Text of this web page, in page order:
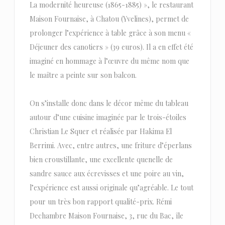
La modernité heureuse (1865-1885) », le restaurant
Maison Fournaise, à Chatou (Yvelines), permet de
prolonger l’expérience à table grâce à son menu «
Déjeuner des canotiers » (39 euros). Il a en effet été
imaginé en hommage à l’œuvre du même nom que
le maître a peinte sur son balcon.
On s’installe donc dans le décor même du tableau
autour d’une cuisine imaginée par le trois-étoiles
Christian Le Squer et réalisée par Hakima El
Berrimi. Avec, entre autres, une friture d’éperlans
bien croustillante, une excellente quenelle de
sandre sauce aux écrevisses et une poire au vin,
l’expérience est aussi originale qu’agréable. Le tout
pour un très bon rapport qualité-prix. Rémi
Dechambre Maison Fournaise, 3, rue du Bac, île